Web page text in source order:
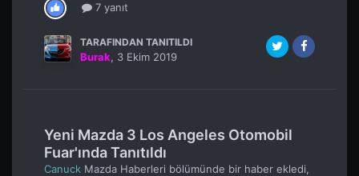
7 yanıt
TARAFINDAN TANITILDI
Burak, 3 Ekim 2019
Yeni Mazda 3 Los Angeles Otomobil
Fuar'ında Tanıtıldı
Canuck Mazda Haberleri bölümünde bir haber ekledi,